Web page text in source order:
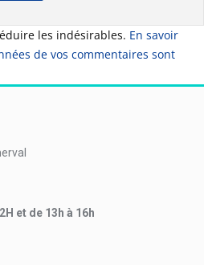
les indésirables. En savoir
de vos commentaires sont
et de 13h à 16h